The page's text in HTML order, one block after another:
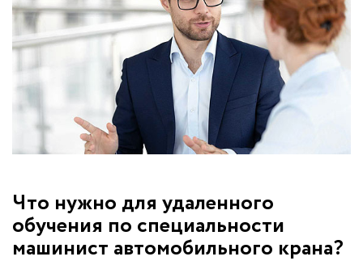
Что нужно для удаленного
обучения по специальности
машинист автомобильного крана?